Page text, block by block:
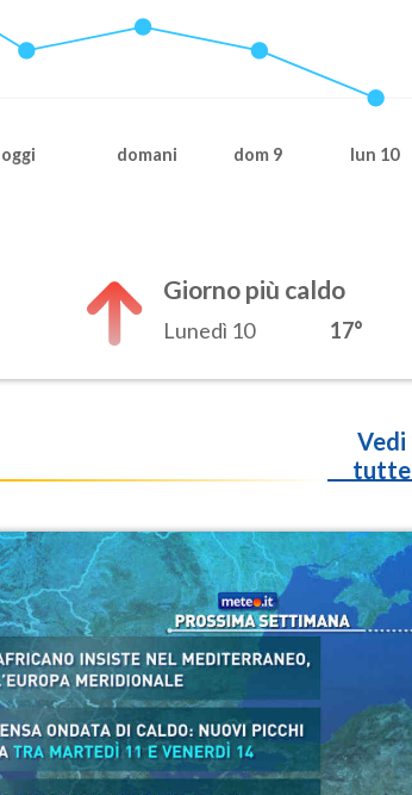
oggi domani dom 9 lun 10
Giorno più caldo
Lunedì 10 17°
Vedi
tutte